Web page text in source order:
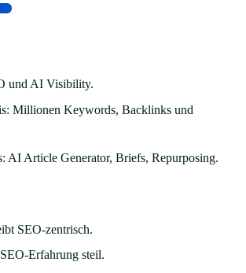
und AI Visibility.
Millionen Keywords, Backlinks und
AI Article Generator, Briefs, Repurposing.
SEO-zentrisch.
Erfahrung steil.